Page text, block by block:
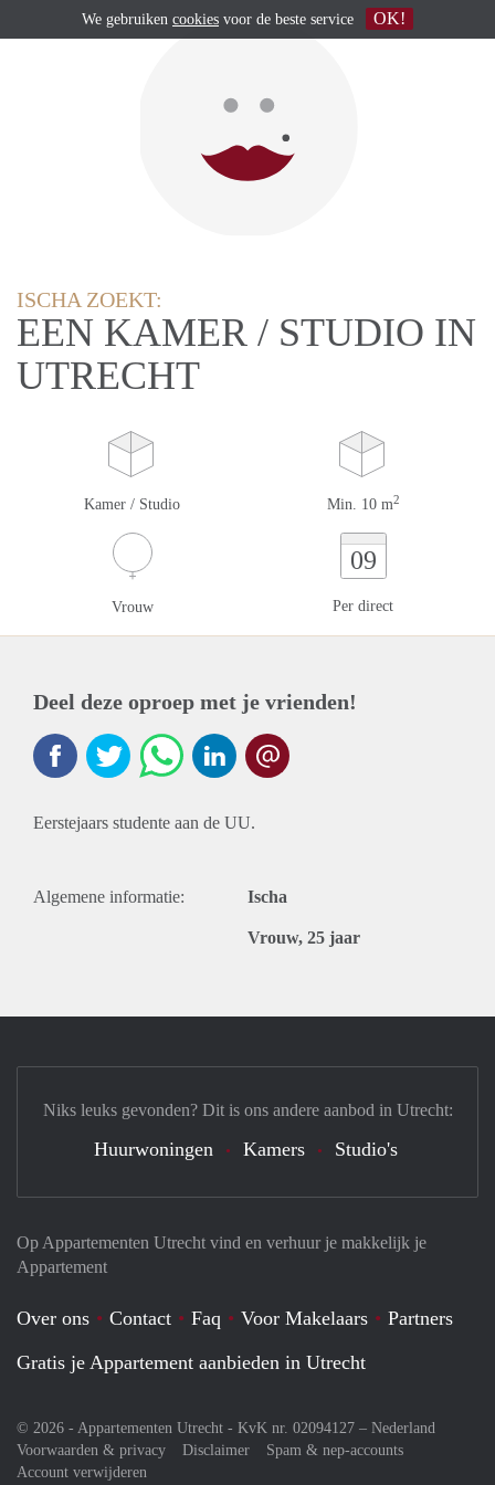
ISCHA ZOEKT:
EEN KAMER / STUDIO IN
UTRECHT
Kamer / Studio Min. 10 m2
Vrouw
09
Per direct
Deel deze oproep met je vrienden!
Eerstejaars studente aan de UU.
Algemene informatie: Ischa
Vrouw, 25 jaar
Op Appartementen Utrecht vind en verhuur je makkelijk je
Appartement
Over ons Contact Faq Voor Makelaars
Partners
Gratis je Appartement aanbieden in Utrecht
© 2026 - Appartementen Utrecht - KvK nr. 02094127 – Nederland
Voorwaarden & privacy
Disclaimer
Spam & nep-accounts
Account verwijderen
Niks leuks gevonden? Dit is ons andere aanbod in Utrecht:
Huurwoningen Kamers Studio's
We gebruiken cookies voor de beste service OK!